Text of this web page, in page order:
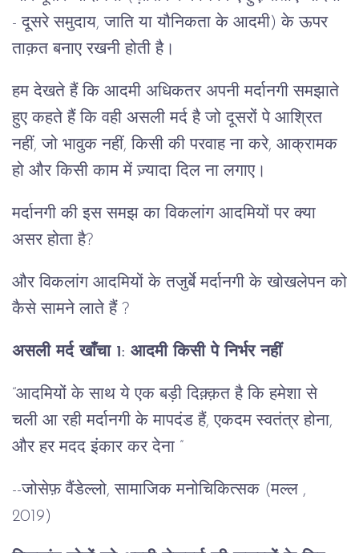
- दूसरे समुदाय, जाति या यौनिकता के आदमी) के ऊपर
ताक़त बनाए रखनी होती है।
हम देखते हैं कि आदमी अधिकतर अपनी मर्दानगी समझाते
हुए कहते हैं कि वही असली मर्द है जो दूसरों पे आश्रित
नहीं, जो भावुक नहीं, किसी की परवाह ना करे, आक्रामक
हो और किसी काम में ज़्यादा दिल ना लगाए।
मर्दानगी की इस समझ का विकलांग आदमियों पर क्या
असर होता है?
और विकलांग आदमियों के तजुर्बे मर्दानगी के खोखलेपन को
कैसे सामने लाते हैं ?
असली मर्द खाँचा 1: आदमी किसी पे निर्भर नहीं
“आदमियों के साथ ये एक बड़ी दिक़्क़त है कि हमेशा से
चली आ रही मर्दानगी के मापदंड हैं, एकदम स्वतंत्र होना,
और हर मदद इंकार कर देना ”
--जोसेफ़ वैंडेल्लो, सामाजिक मनोचिकित्सक (मल्ल ,
2019)